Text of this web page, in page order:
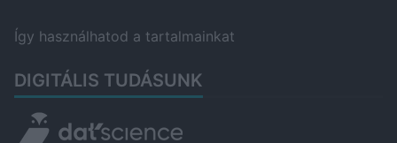
Így használhatod a tartalmainkat
DIGITÁLIS TUDÁSUNK